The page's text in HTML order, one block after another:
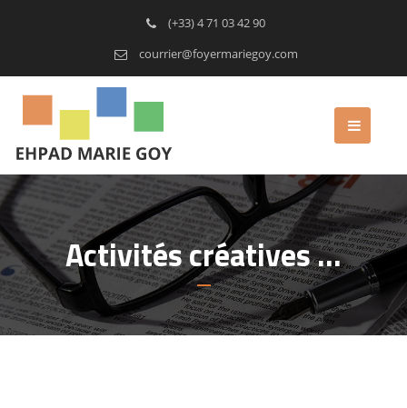
(+33) 4 71 03 42 90
courrier@foyermariegoy.com
Activités créatives …